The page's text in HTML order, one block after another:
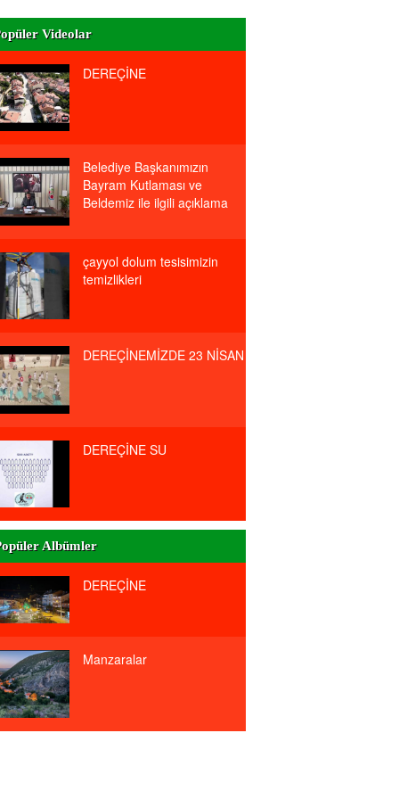
Videolar
DEREÇİNE
Belediye Başkanımızın
Bayram Kutlaması ve
Beldemiz ile ilgili açıklama
çayyol dolum tesisimizin
temizlikleri
DEREÇİNEMİZDE 23 NİSAN
DEREÇİNE SU
Albümler
DEREÇİNE
Manzaralar